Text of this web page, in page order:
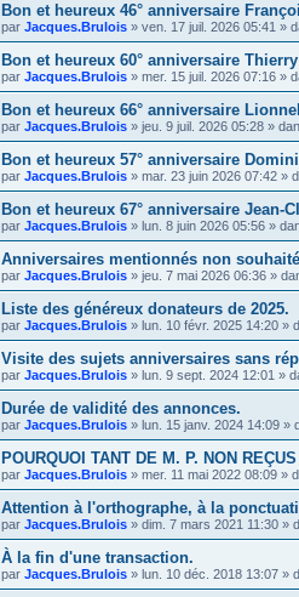
Bon et heureux 46° anniversaire
par Jacques.Brulois » ven. 17 juil. 2026 05:41 »
Bon et heureux 60° anniversaire
par Jacques.Brulois » mer. 15 juil. 2026 07:16 »
Bon et heureux 66° anniversaire
par Jacques.Brulois » jeu. 9 juil. 2026 05:28 »
Bon et heureux 57° anniversaire
par Jacques.Brulois » mar. 23 juin 2026 07:42 »
Bon et heureux 67° anniversaire Jean-
par Jacques.Brulois » lun. 8 juin 2026 05:56 »
Anniversaires mentionnés non
par Jacques.Brulois » jeu. 7 mai 2026 06:36 »
Liste des généreux donateurs de 2025.
par Jacques.Brulois » lun. 10 févr. 2025 14:20 »
Visite des sujets anniversaires sans
par Jacques.Brulois » lun. 9 sept. 2024 12:01 »
Durée de validité des annonces.
par Jacques.Brulois » lun. 15 janv. 2024 14:09 »
POURQUOI TANT DE M. P. NON
par Jacques.Brulois » mer. 11 mai 2022 08:09 »
Attention à l'orthographe, à la
par Jacques.Brulois » dim. 7 mars 2021 11:30 »
À la fin d'une transaction.
par Jacques.Brulois » lun. 10 déc. 2018 13:07 »